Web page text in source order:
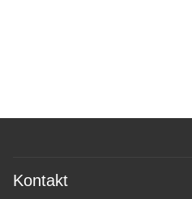
Kontakt